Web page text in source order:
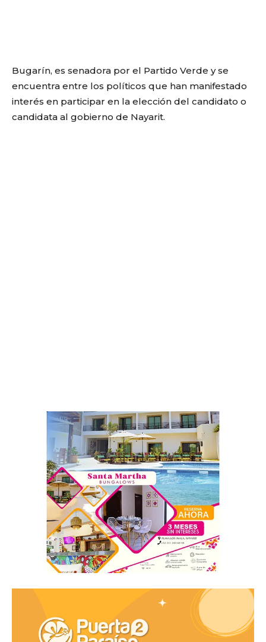
Bugarín, es senadora por el Partido Verde y se
encuentra entre los políticos que han manifestado
interés en participar en la elección del candidato o
candidata al gobierno de Nayarit.